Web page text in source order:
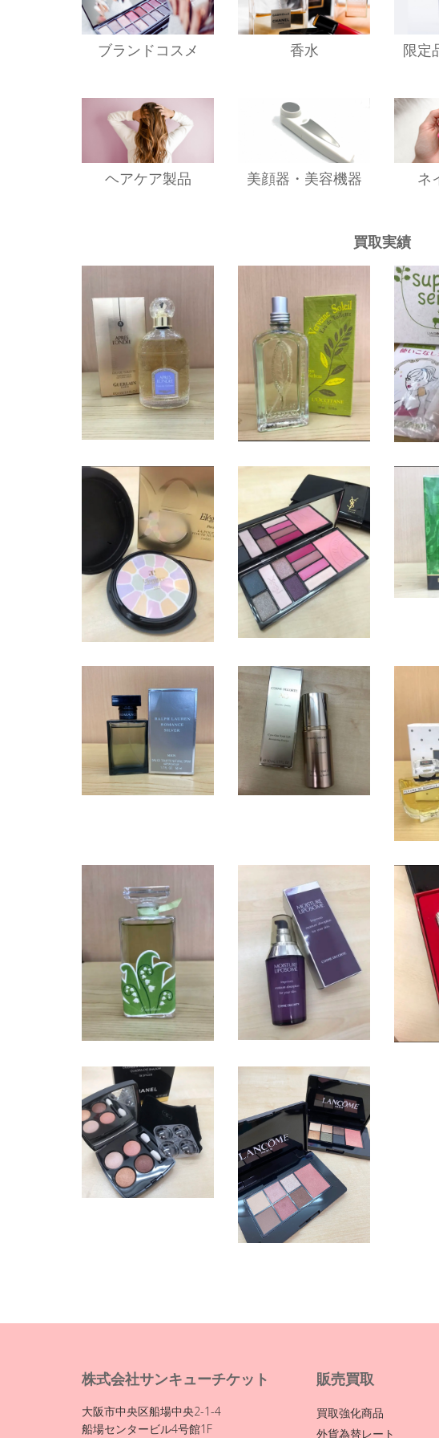
ブランドコスメ 香水 限定
ヘアケア製品 美顔器・美容機器 ネ
買取実績
株式会社サンキューチケット
大阪市中央区船場中央2-1-4
船場センタービル4号館1F
販売買取
買取強化商品
外貨為替レート